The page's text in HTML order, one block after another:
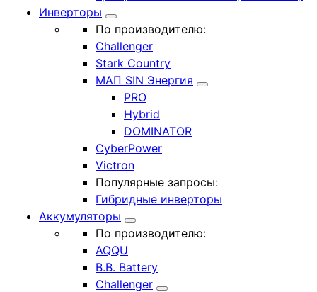
Инверторы
По производителю:
Challenger
Stark Country
МАП SIN Энергия
PRO
Hybrid
DOMINATOR
CyberPower
Victron
Популярные запросы:
Гибридные инверторы
Аккумуляторы
По производителю:
AQQU
B.B. Battery
Challenger